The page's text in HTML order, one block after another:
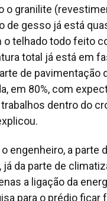
o granilite
de gesso já está
o telhado todo feito
total já está em
de pavimentação
em 80%, com
dentro do
engenheiro, a parte
já da parte de
a ligação da
para o prédio ficar